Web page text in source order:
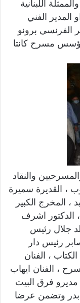
اللبنانية
المدير الفني
برونو
مؤسس مسرح كانتا
والنقاد
، القديرة سميرة
، المخرج الكبير
الدكتور اشرف
جلال رئيس
رئيس دار
، الفنان
، الفنان ايهاب
فرق البيت
بدر وتضمن عرضا